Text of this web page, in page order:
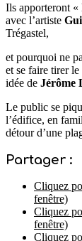
Ils apporteront «
avec l’artiste
Trégastel,
et pourquoi ne
et se faire tirer
idée de Jérôme
Le public se
l’édifice, en
détour d’une
Partager :
Cliquez
fenêtre)
Cliquez
fenêtre)
Cliquez